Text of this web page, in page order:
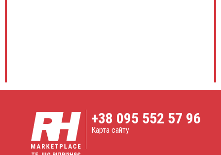
+38 095 552 57 96
Карта сайту